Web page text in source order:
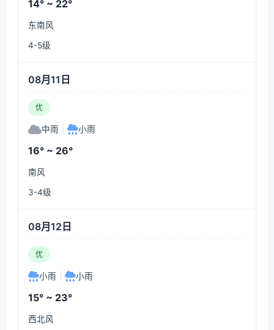
14° ~ 22°
东南风
4-5级
08月11日
优
中雨 小雨
16° ~ 26°
南风
3-4级
08月12日
优
小雨 小雨
15° ~ 23°
西北风